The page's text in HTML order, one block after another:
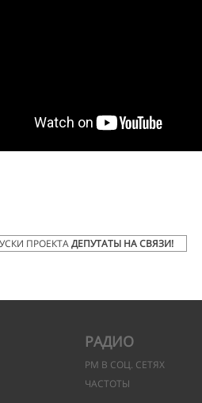
ПРОЕКТАДЕПУТАТЫ НА СВЯЗИ!
РАДИО
РМ В СОЦ. СЕТЯХ
ЧАСТОТЫ